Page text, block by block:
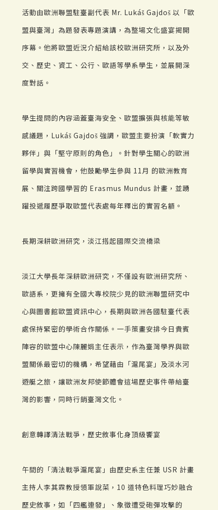
活動由歐洲聯盟駐臺副代表 Mr. Lukáš Gajdoš 以「歐
盟與臺灣」為題發表專題演講，為整場文化盛宴揭開
序幕。他將歐盟近況介紹給該校歐洲研究所，以及外
交、歷史、資工、公行、歐語等學系學生，並展開深
度對話。
學生提問的內容涵蓋臺海安全、歐盟擴張與核能等敏
感議題，Lukáš Gajdoš 強調，歐盟主要扮演「軟實力
夥伴」與「堅守原則的角色」。針對學生關心的歐洲
留學與實習機會，他鼓勵學生參與 11月 的歐洲教育
展、關注跨國學習的 Erasmus Mundus 計畫，並踴
躍投遞履歷爭取歐盟代表處每年釋出的實習名額。
長期深耕歐洲研究，淡江搭起國際交流橋梁
淡江大學長年深耕歐洲研究，不僅設有歐洲研究所、
歐語系，更擁有全國大專校院少見的歐洲聯盟研究中
心與圖書館歐盟資訊中心，長期與歐洲各國駐臺代表
處保持緊密的學術合作關係。一手策畫安排今日貴賓
陣容的歐盟中心陳麗娟主任表示，作為臺灣學界與歐
盟關係最密切的機構，希望藉由「滬尾宴」及淡水河
遊艇之旅，讓歐洲友邦使節體會這場歷史事件帶給臺
灣的影響，同時行銷臺灣文化。
創意轉譯清法戰爭，歷史敘事化身頂級饗宴
午間的「清法戰爭滬尾宴」由歷史系主任兼 USR 計畫
主持人李其霖教授領軍說菜，10 道特色料理巧妙融合
歷史敘事，如「四艦連發」、象徵遭受砲彈攻擊的